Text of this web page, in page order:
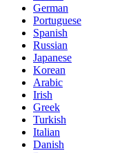
German
Portuguese
Spanish
Russian
Japanese
Korean
Arabic
Irish
Greek
Turkish
Italian
Danish